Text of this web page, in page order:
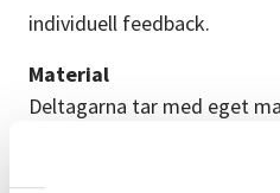
individuell feedback.
Material
Deltagarna tar med eget
Förkunskaper